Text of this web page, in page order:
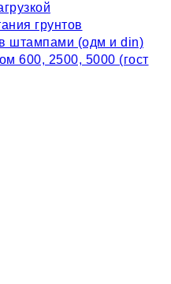
грунтов
штампами (одм и din)
600, 2500, 5000 (гост